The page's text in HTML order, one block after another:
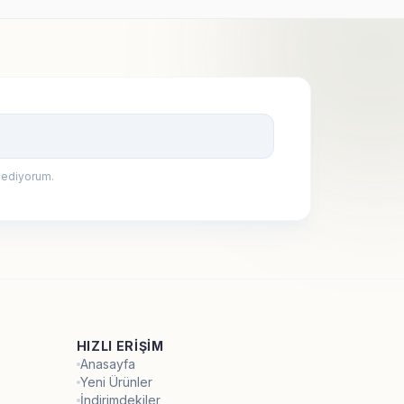
HIZLI ERIŞIM
Anasayfa
Yeni Ürünler
İndirimdekiler